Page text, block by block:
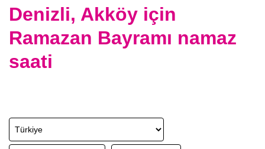
Denizli, Akköy için
Ramazan Bayramı namaz
saati